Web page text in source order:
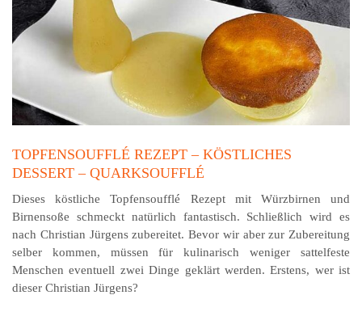
TOPFENSOUFFLÉ REZEPT – KÖSTLICHES
DESSERT – QUARKSOUFFLÉ
Dieses köstliche Topfensoufflé Rezept mit Würzbirnen und
Birnensoße schmeckt natürlich fantastisch. Schließlich wird es
nach Christian Jürgens zubereitet. Bevor wir aber zur Zubereitung
selber kommen, müssen für kulinarisch weniger sattelfeste
Menschen eventuell zwei Dinge geklärt werden. Erstens, wer ist
dieser Christian Jürgens?